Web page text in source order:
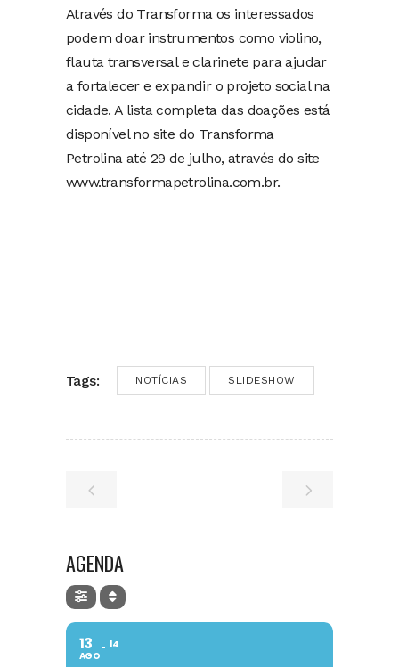
Através do Transforma os interessados
podem doar instrumentos como violino,
flauta transversal e clarinete para ajudar
a fortalecer e expandir o projeto social na
cidade. A lista completa das doações está
disponível no site do Transforma
Petrolina até 29 de julho, através do site
www.transformapetrolina.com.br.
Tags: NOTÍCIAS SLIDESHOW
AGENDA
13
AGO
14